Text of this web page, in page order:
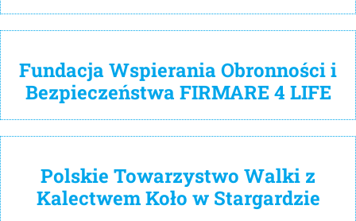
Fundacja Wspierania Obronności i
Bezpieczeństwa FIRMARE 4 LIFE
Polskie Towarzystwo Walki z
Kalectwem Koło w Stargardzie